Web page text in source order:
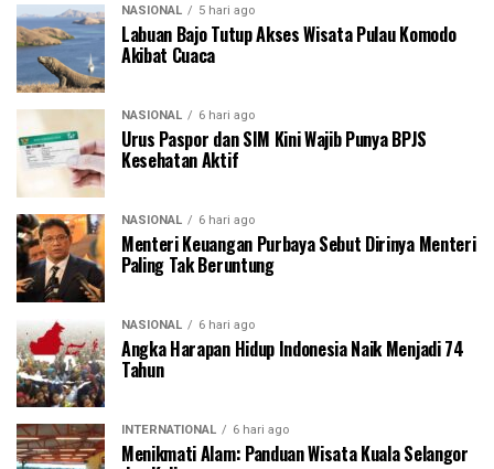
NASIONAL 5 hari ago
Labuan Bajo Tutup Akses Wisata Pulau Komodo
Akibat Cuaca
NASIONAL 6 hari ago
Urus Paspor dan SIM Kini Wajib Punya BPJS
Kesehatan Aktif
NASIONAL 6 hari ago
Menteri Keuangan Purbaya Sebut Dirinya Menteri
Paling Tak Beruntung
NASIONAL 6 hari ago
Angka Harapan Hidup Indonesia Naik Menjadi 74
Tahun
INTERNATIONAL 6 hari ago
Menikmati Alam: Panduan Wisata Kuala Selangor